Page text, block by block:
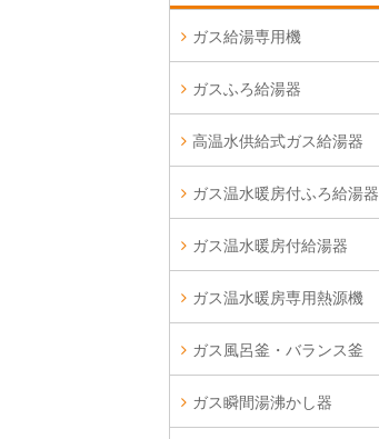
ガス給湯専用機
ガスふろ給湯器
高温水供給式ガス給湯器
ガス温水暖房付ふろ給湯器
ガス温水暖房付給湯器
ガス温水暖房専用熱源機
ガス風呂釜・バランス釜
ガス瞬間湯沸かし器